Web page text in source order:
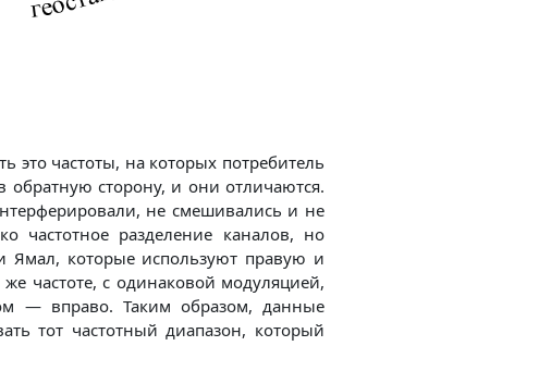
это частоты, на которых потребитель
обратную сторону, и они отличаются.
не смешивались и не
частотное разделение каналов, но
Ямал, которые используют правую и
частоте, с одинаковой модуляцией,
— вправо. Таким образом, данные
тот частотный диапазон, который